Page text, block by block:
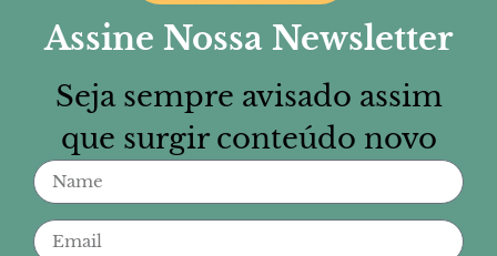
Assine Nossa Newsletter
Seja sempre avisado assim
que surgir conteúdo novo